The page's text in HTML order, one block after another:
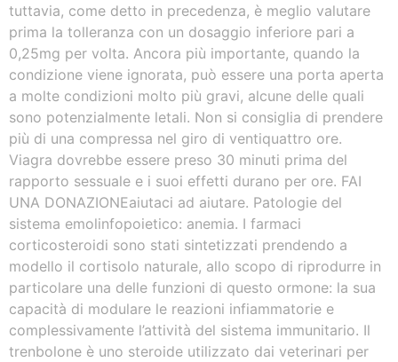
tuttavia, come detto in precedenza, è meglio valutare
prima la tolleranza con un dosaggio inferiore pari a
0,25mg per volta. Ancora più importante, quando la
condizione viene ignorata, può essere una porta aperta
a molte condizioni molto più gravi, alcune delle quali
sono potenzialmente letali. Non si consiglia di prendere
più di una compressa nel giro di ventiquattro ore.
Viagra dovrebbe essere preso 30 minuti prima del
rapporto sessuale e i suoi effetti durano per ore. FAI
UNA DONAZIONEaiutaci ad aiutare. Patologie del
sistema emolinfopoietico: anemia. I farmaci
corticosteroidi sono stati sintetizzati prendendo a
modello il cortisolo naturale, allo scopo di riprodurre in
particolare una delle funzioni di questo ormone: la sua
capacità di modulare le reazioni infiammatorie e
complessivamente l’attività del sistema immunitario. Il
trenbolone è uno steroide utilizzato dai veterinari per